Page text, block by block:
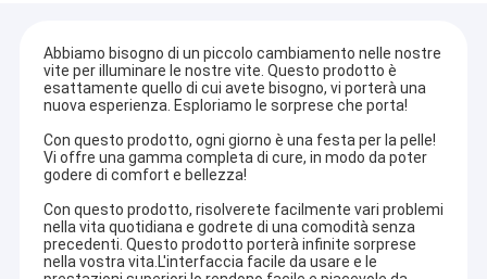
Abbiamo bisogno di un piccolo cambiamento nelle nostre
vite per illuminare le nostre vite. Questo prodotto è
esattamente quello di cui avete bisogno, vi porterà una
nuova esperienza. Esploriamo le sorprese che porta!
Con questo prodotto, ogni giorno è una festa per la pelle!
Vi offre una gamma completa di cure, in modo da poter
godere di comfort e bellezza!
Con questo prodotto, risolverete facilmente vari problemi
nella vita quotidiana e godrete di una comodità senza
precedenti. Questo prodotto porterà infinite sorprese
nella vostra vita.L'interfaccia facile da usare e le